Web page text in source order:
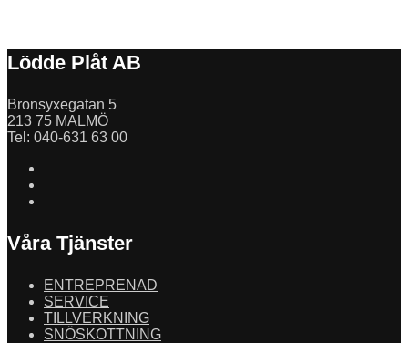
Lödde Plåt AB
Bronsyxegatan 5
213 75 MALMÖ
Tel: 040-631 63 00
Våra Tjänster
ENTREPRENAD
SERVICE
TILLVERKNING
SNÖSKOTTNING